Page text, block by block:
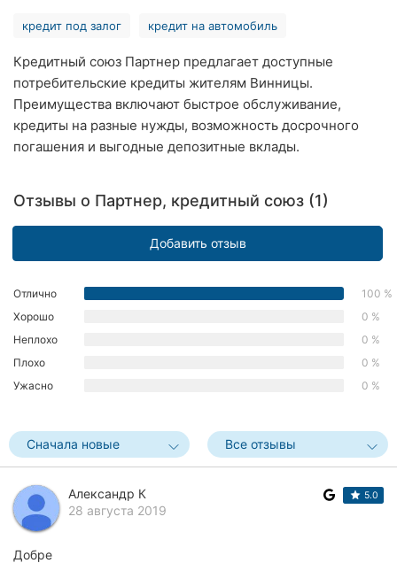
Ровно
Одесса
Кропивницкий
Киев
Львов
Кривой
Рог
Николаев
Полтава
Чернигов
Черкассы
кредит под залог кредит на автомобиль
Кредитный союз Партнер предлагает доступные
потребительские кредиты жителям Винницы.
Преимущества включают быстрое обслуживание,
кредиты на разные нужды, возможность досрочного
погашения и выгодные депозитные вклады.
Отзывы о Партнер, кредитный союз (1)
Добавить отзыв
Отлично
100 %
Хорошо
0 %
Неплохо
0 %
Плохо
0 %
Ужасно
0 %
Сначала новые Все отзывы
Александр К
28 августа 2019
5.0
Добре